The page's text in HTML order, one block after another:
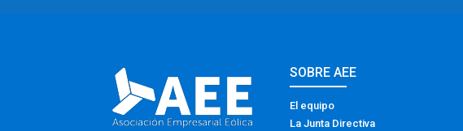
SOBRE AEE
El equipo
La Junta Directiva